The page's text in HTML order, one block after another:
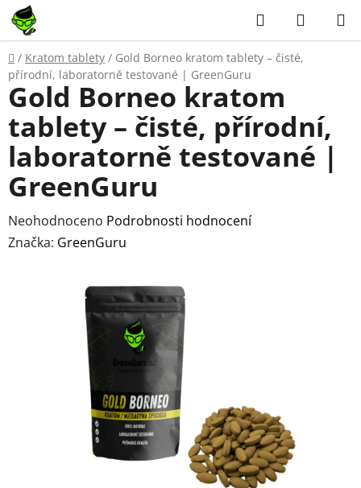
Přejít
na
obsah
Hledat
KOŠÍK
Domů
/ Kratom tablety / Gold Borneo kratom tablety – čisté,
přírodní, laboratorně testované | GreenGuru
Gold Borneo kratom
tablety – čisté, přírodní,
laboratorně testované |
GreenGuru
Průměrné
hodnocení
Neohodnoceno Podrobnosti hodnocení
Značka: GreenGuru